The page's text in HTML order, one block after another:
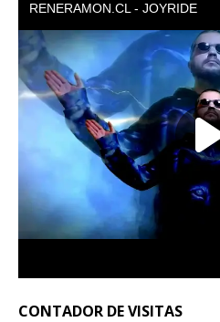
CONTADOR DE VISITAS